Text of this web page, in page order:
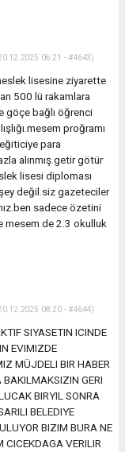
06:21 - #4643)
lisesine ziyarette
500 lü rakamlara
göçe bağlı öğrenci
proğramı
para
alınmış.getir götür
lisesi diploması
değil.siz gazeteciler
sadece özetini
mesem de 2.3 okulluk
08:20 - #4644)
SIYASETIN ICINDE
EVIMIZDE
MÜJDELI BIR HABER
BAKILMAKSIZIN GERI
BIRYIL SONRA
BELEDIYE
BIZIM BURA NE
CICEKDAGA VERILIR